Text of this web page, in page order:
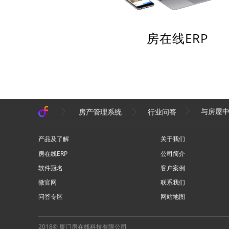
房在线ERP
房产管理系统 行业问答 与房屋
产品及了解
房在线ERP
软件冠名
微官网
问答专区
关于我们
公司简介
客户案例
联系我们
网站地图
2018© 厦门房在线科技有限公司